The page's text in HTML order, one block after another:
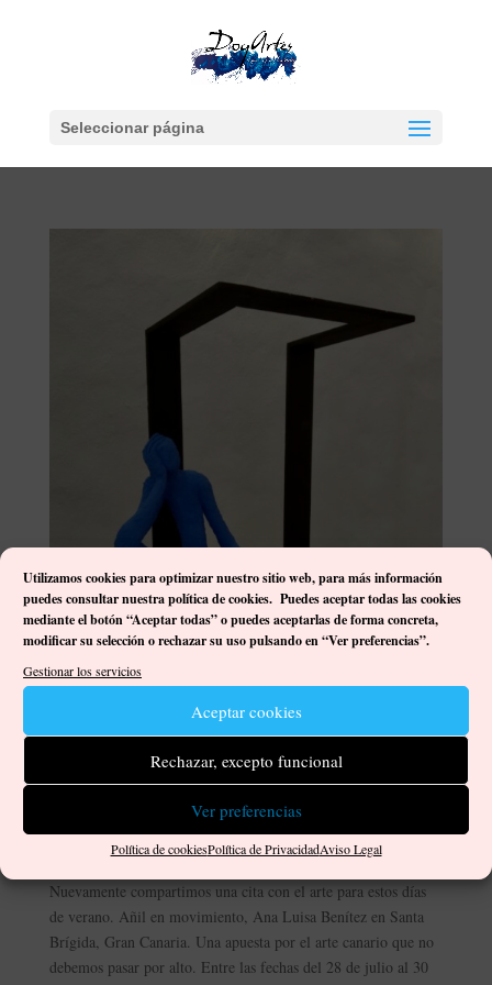
Utilizamos cookies para optimizar nuestro sitio web, para más información
puedes consultar nuestra política de cookies. Puedes aceptar todas las cookies
mediante el botón “Aceptar todas” o puedes aceptarlas de forma concreta,
modificar su selección o rechazar su uso pulsando en “Ver preferencias”.
Gestionar los servicios
Aceptar cookies
Rechazar, excepto funcional
Ver preferencias
Política de cookiesPolítica de PrivacidadAviso Legal
Seleccionar página
Añil en movimiento, Ana Luisa Benítez en Santa
Damián José Ortega Gutiérrez|Ago 2, 2022
Exposiciones|0 Comentarios
Nuevamente compartimos una cita con el arte para estos días
de verano. Añil en movimiento, Ana Luisa Benítez en Santa
Brígida, Gran Canaria. Una apuesta por el arte canario que no
debemos pasar por alto. Entre las fechas del 28 de julio al 30